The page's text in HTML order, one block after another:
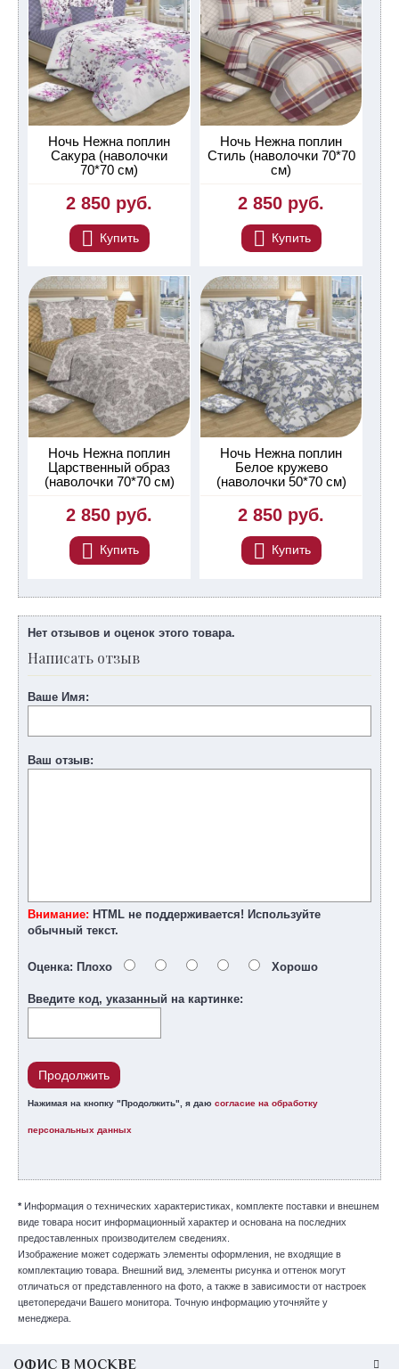
Ночь Нежна поплин
Сакура (наволочки
70*70 см)
2 850 руб.
Купить
Ночь Нежна поплин
Стиль (наволочки 70*70
см)
2 850 руб.
Купить
Ночь Нежна поплин
Царственный образ
(наволочки 70*70 см)
2 850 руб.
Купить
Ночь Нежна поплин
Белое кружево
(наволочки 50*70 см)
2 850 руб.
Купить
Нет отзывов и оценок этого товара.
Написать отзыв
Ваше Имя:
Ваш отзыв:
Внимание: HTML не поддерживается! Используйте
обычный текст.
Оценка: Плохо Хорошо
Введите код, указанный на картинке:
Продолжить
Нажимая на кнопку "Продолжить", я даю согласие на обработку
персональных данных
* Информация о технических характеристиках, комплекте поставки и внешнем
виде товара носит информационный характер и основана на последних
предоставленных производителем сведениях.
Изображение может содержать элементы оформления, не входящие в
комплектацию товара. Внешний вид, элементы рисунка и оттенок могут
отличаться от представленного на фото, а также в зависимости от настроек
цветопередачи Вашего монитора. Точную информацию уточняйте у
менеджера.
ОФИС В МОСКВЕ